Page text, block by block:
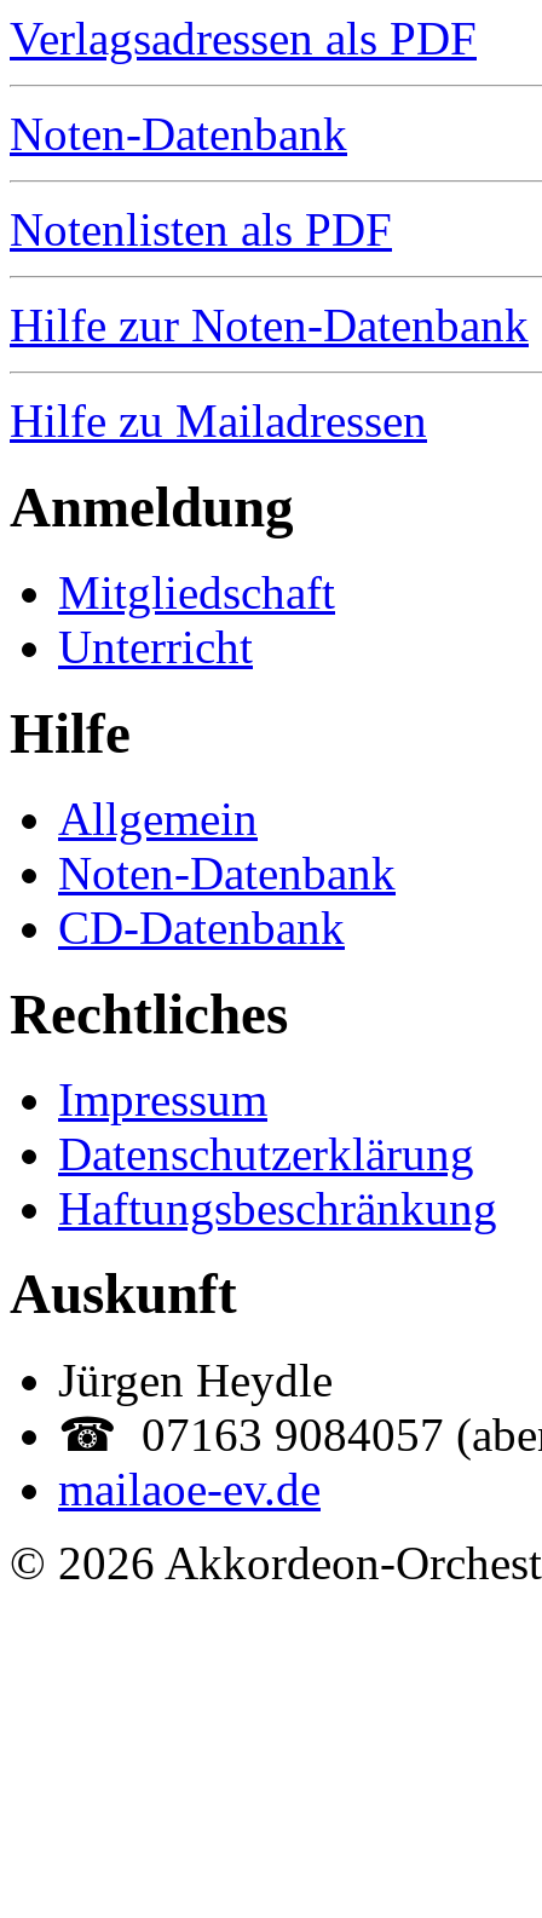
Verlagsadressen als PDF
Noten-Datenbank
Notenlisten als PDF
Hilfe zur Noten-Datenbank
Hilfe zu Mailadressen
Anmeldung
Mitgliedschaft
Unterricht
Hilfe
Allgemein
Noten-Datenbank
CD-Datenbank
Rechtliches
Impressum
Datenschutzerklärung
Haftungsbeschränkung
Auskunft
Jürgen Heydle
☎ 07163 9084057
mailaoe-ev.de
© 2026 Akkordeon-